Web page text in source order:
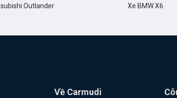
Outlander
Xe BMW X6
Về Carmudi